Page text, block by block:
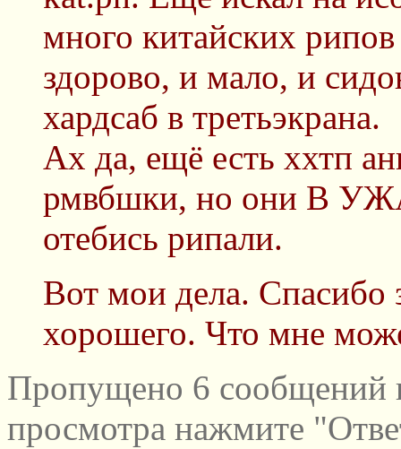
много китайских
здорово, и мало, и
хардсаб в третьэкрана.
Ах да, ещё есть ххтп
рмвбшки, но они В
отeбись рипали.
Вот мои дела. Спасибо
хорошего. Что мне
Пропущено 6 сообщений
просмотра нажмите